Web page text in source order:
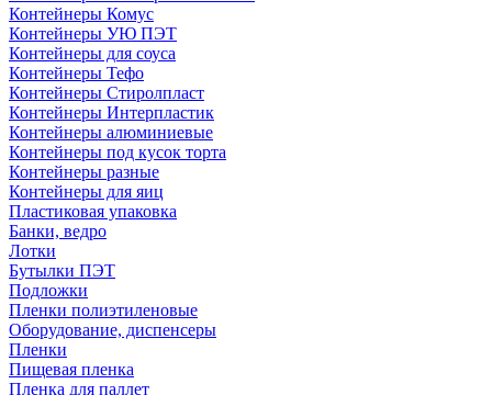
Контейнеры Комус
Контейнеры УЮ ПЭТ
Контейнеры для соуса
Контейнеры Тефо
Контейнеры Стиролпласт
Контейнеры Интерпластик
Контейнеры алюминиевые
Контейнеры под кусок торта
Контейнеры разные
Контейнеры для яиц
Пластиковая упаковка
Банки, ведро
Лотки
Бутылки ПЭТ
Подложки
Пленки полиэтиленовые
Оборудование, диспенсеры
Пленки
Пищевая пленка
Пленка для паллет